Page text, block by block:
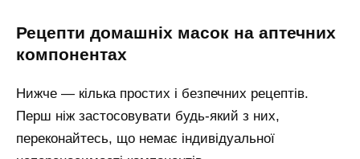
рецепти домашніх масок на аптечних
компонентах
Нижче — кілька простих і безпечних рецептів.
Перш ніж застосовувати будь-який з них,
переконайтесь, що немає індивідуальної